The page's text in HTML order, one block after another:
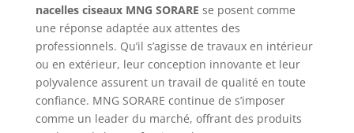
nacelles ciseaux MNG SORARE se posent comme
une réponse adaptée aux attentes des
professionnels. Qu’il s’agisse de travaux en intérieur
ou en extérieur, leur conception innovante et leur
polyvalence assurent un travail de qualité en toute
confiance. MNG SORARE continue de s’imposer
comme un leader du marché, offrant des produits